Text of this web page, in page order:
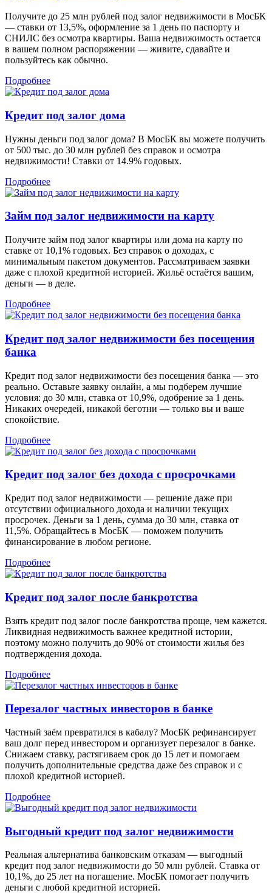
Получите до 25 млн рублей под залог недвижимости в МосБК
— ставки от 13,5%, оформление за 1 день по паспорту и
СНИЛС без осмотра квартиры. Ваша недвижимость остается
в вашем полном распоряжении — живите, сдавайте и
пользуйтесь как обычно.
Подробнее
Кредит под залог дома
Нужны деньги под залог дома? В МосБК вы можете получить
от 500 тыс. до 30 млн рублей без справок и осмотра
недвижимости! Ставки от 14.9% годовых.
Подробнее
Займ под залог недвижимости на карту
Получите займ под залог квартиры или дома на карту по
ставке от 10,1% годовых. Без справок о доходах, с
минимальным пакетом документов. Рассматриваем заявки
даже с плохой кредитной историей. Жильё остаётся вашим,
деньги — в деле.
Подробнее
Кредит под залог недвижимости без посещения
банка
Кредит под залог недвижимости без посещения банка — это
реально. Оставьте заявку онлайн, а мы подберем лучшие
условия: до 30 млн, ставка от 10,9%, одобрение за 1 день.
Никаких очередей, никакой беготни — только вы и ваше
спокойствие.
Подробнее
Кредит под залог без дохода с просрочками
Кредит под залог недвижимости — решение даже при
отсутствии официального дохода и наличии текущих
просрочек. Деньги за 1 день, сумма до 30 млн, ставка от
11,5%. Обращайтесь в МосБК — поможем получить
финансирование в любом регионе.
Подробнее
Кредит под залог после банкротства
Взять кредит под залог после банкротства проще, чем кажется.
Ликвидная недвижимость важнее кредитной истории,
поэтому можно получить до 90% от стоимости жилья без
подтверждения дохода.
Подробнее
Перезалог частных инвесторов в банке
Частный заём превратился в кабалу? МосБК рефинансирует
ваш долг перед инвестором и организует перезалог в банке.
Снижаем ставку, растягиваем срок до 15 лет и помогаем
получить дополнительные средства даже без справок и с
плохой кредитной историей.
Подробнее
Выгодный кредит под залог недвижимости
Реальная альтернатива банковским отказам — выгодный
кредит под залог недвижимости до 50 млн рублей. Ставка от
10,1%, до 25 лет на погашение. МосБК помогает получить
деньги с любой кредитной историей.